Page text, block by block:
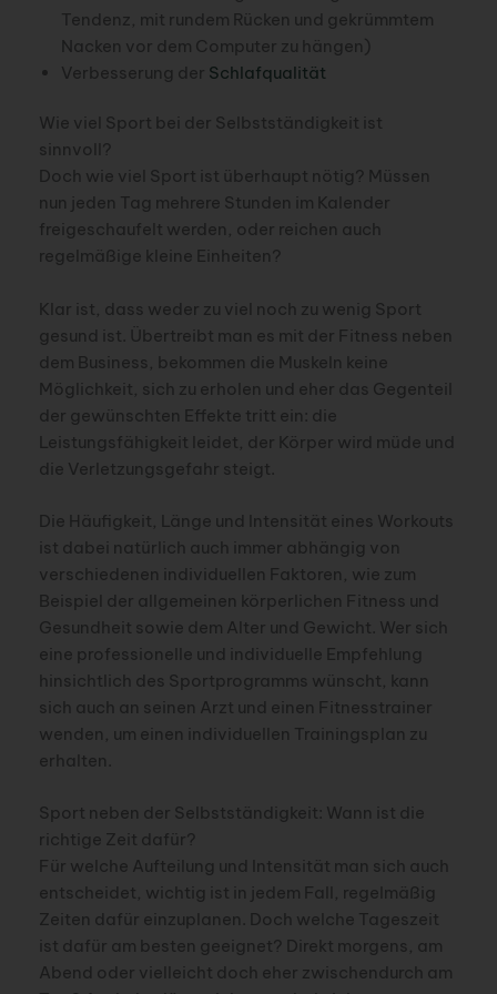
Tendenz, mit rundem Rücken und gekrümmtem
Nacken vor dem Computer zu hängen)
Verbesserung der Schlafqualität
Wie viel Sport bei der Selbstständigkeit ist
sinnvoll?
Doch wie viel Sport ist überhaupt nötig? Müssen
nun jeden Tag mehrere Stunden im Kalender
freigeschaufelt werden, oder reichen auch
regelmäßige kleine Einheiten?
Klar ist, dass weder zu viel noch zu wenig Sport
gesund ist. Übertreibt man es mit der Fitness neben
dem Business, bekommen die Muskeln keine
Möglichkeit, sich zu erholen und eher das Gegenteil
der gewünschten Effekte tritt ein: die
Leistungsfähigkeit leidet, der Körper wird müde und
die Verletzungsgefahr steigt.
Die Häufigkeit, Länge und Intensität eines Workouts
ist dabei natürlich auch immer abhängig von
verschiedenen individuellen Faktoren, wie zum
Beispiel der allgemeinen körperlichen Fitness und
Gesundheit sowie dem Alter und Gewicht. Wer sich
eine professionelle und individuelle Empfehlung
hinsichtlich des Sportprogramms wünscht, kann
sich auch an seinen Arzt und einen Fitnesstrainer
wenden, um einen individuellen Trainingsplan zu
erhalten.
Sport neben der Selbstständigkeit: Wann ist die
richtige Zeit dafür?
Für welche Aufteilung und Intensität man sich auch
entscheidet, wichtig ist in jedem Fall, regelmäßig
Zeiten dafür einzuplanen. Doch welche Tageszeit
ist dafür am besten geeignet? Direkt morgens, am
Abend oder vielleicht doch eher zwischendurch am